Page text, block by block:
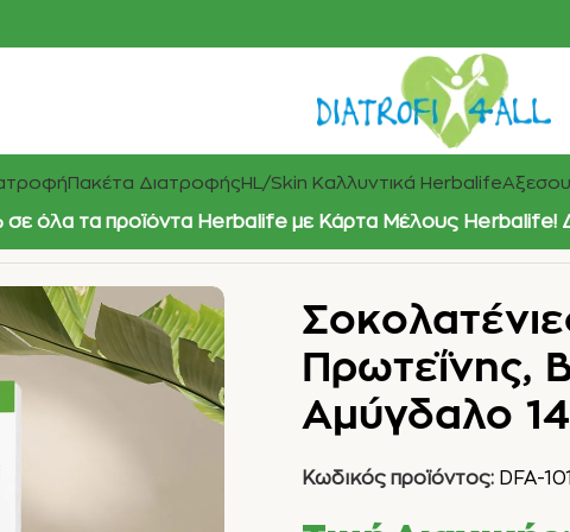
Πακέτα Διατροφής HL/Skin Καλλυντικά Herbalife
σε όλα τα προϊόντα Herbalife με Κάρτα Μέλους
Πρωτεΐνης,
Αμύγδαλο
Κωδικός προϊόντος: DFA-